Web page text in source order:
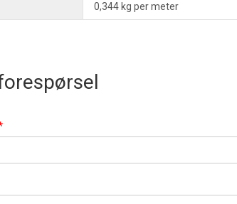
0,344 kg per meter